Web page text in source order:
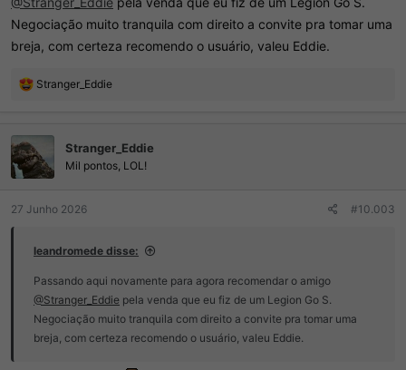
Negociação muito tranquila com direito a convite pra tomar uma
breja, com certeza recomendo o usuário, valeu Eddie.
R
ç
õ
e
s
Stranger_Eddie
Stranger_Eddie
Mil pontos, LOL!
27 Junho 2026 #10.003
leandromede disse:
Passando aqui novamente para agora recomendar o amigo
@Stranger_Eddie pela venda que eu fiz de um Legion Go S.
Negociação muito tranquila com direito a convite pra tomar uma
breja, com certeza recomendo o usuário, valeu Eddie.